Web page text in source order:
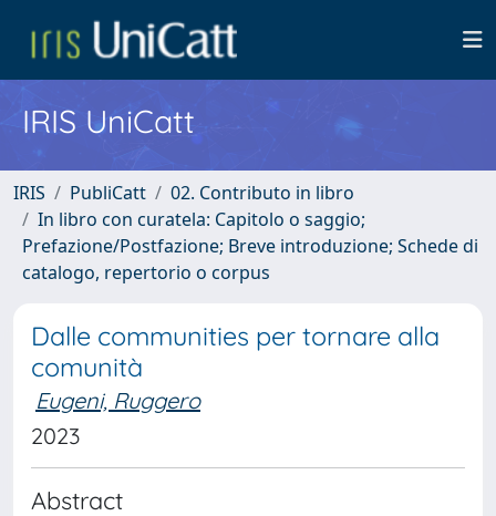
IRIS UniCatt
IRIS PubliCatt
02. Contributo in libro
In libro con curatela: Capitolo o saggio;
Prefazione/Postfazione; Breve introduzione; Schede di
catalogo, repertorio o corpus
Dalle communities per tornare alla
comunità
Eugeni, Ruggero
2023
Abstract